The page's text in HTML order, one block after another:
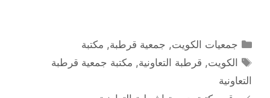
التصنيفات
جمعيات الكويت, جمعية قرطبة, مكتبة
الوسوم
الكويت, قرطبة التعاونية, مكتبة جمعية قرطبة
التعاونية